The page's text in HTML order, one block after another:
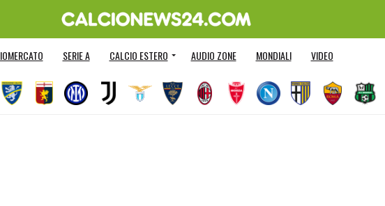
SERIE A CALCIO ESTERO AUDIO ZONE MONDIALI VIDEO